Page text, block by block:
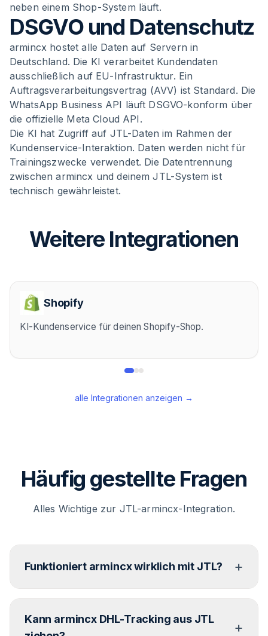
neben einem Shop-System läuft.
DSGVO und Datenschutz
armincx hostet alle Daten auf Servern in
Deutschland. Die KI verarbeitet Kundendaten
ausschließlich auf EU-Infrastruktur. Ein
Auftragsverarbeitungsvertrag (AVV) ist Standard. Die
WhatsApp Business API läuft DSGVO-konform über
die offizielle Meta Cloud API.
Die KI hat Zugriff auf JTL-Daten im Rahmen der
Kundenservice-Interaktion. Daten werden nicht für
Trainingszwecke verwendet. Die Datentrennung
zwischen armincx und deinem JTL-System ist
technisch gewährleistet.
Weitere Integrationen
Shopify
KI-Kundenservice für deinen Shopify-Shop.
alle Integrationen anzeigen →
Häufig gestellte Fragen
Alles Wichtige zur JTL-armincx-Integration.
Funktioniert armincx wirklich mit JTL? +
Integration gebaut, speziell für JTLs eingeschränkte
Kann armincx DHL-Tracking aus JTL
+